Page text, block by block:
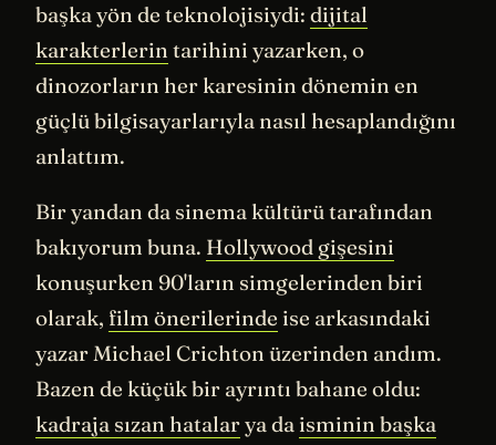
başka yön de teknolojisiydi: dijital
karakterlerin tarihini yazarken, o
dinozorların her karesinin dönemin en
güçlü bilgisayarlarıyla nasıl hesaplandığını
anlattım.
Bir yandan da sinema kültürü tarafından
bakıyorum buna. Hollywood gişesini
konuşurken 90'ların simgelerinden biri
olarak, film önerilerinde ise arkasındaki
yazar Michael Crichton üzerinden andım.
Bazen de küçük bir ayrıntı bahane oldu:
kadraja sızan hatalarya da isminin başka